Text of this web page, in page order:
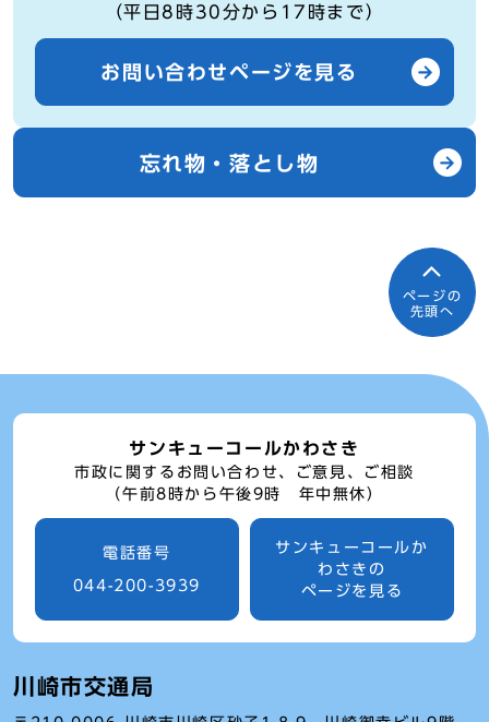
（平日8時30分から17時まで）
お問い合わせページを見る
忘れ物・落とし物
ページの
先頭へ
サンキューコールかわさき
市政に関するお問い合わせ、ご意見、ご相談
（午前8時から午後9時 年中無休）
電話番号
044-200-3939
サンキューコールか
わさきの
ページを見る
川崎市交通局